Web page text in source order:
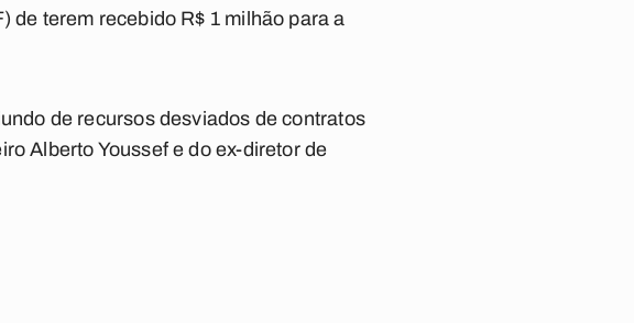
de terem recebido R$ 1 milhão para a
de recursos desviados de contratos
Alberto Youssef e do ex-diretor de